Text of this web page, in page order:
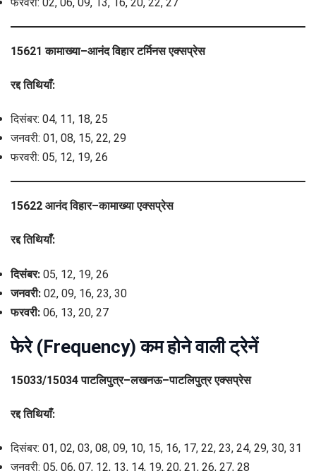
15621 कामाख्या–आनंद विहार टर्मिनस एक्सप्रेस
रद्द तिथियाँ:
दिसंबर: 04, 11, 18, 25
जनवरी: 01, 08, 15, 22, 29
फरवरी: 05, 12, 19, 26
15622 आनंद विहार–कामाख्या एक्सप्रेस
रद्द तिथियाँ:
दिसंबर: 05, 12, 19, 26
जनवरी: 02, 09, 16, 23, 30
फरवरी: 06, 13, 20, 27
फेरे (Frequency) कम होने वाली ट्रेनें
15033/15034 पाटलिपुत्र–लखनऊ–पाटलिपुत्र एक्सप्रेस
रद्द तिथियाँ:
दिसंबर: 01, 02, 03, 08, 09, 10, 15, 16, 17, 22, 23, 24, 29, 30, 31
जनवरी: 05, 06, 07, 12, 13, 14, 19, 20, 21, 26, 27, 28